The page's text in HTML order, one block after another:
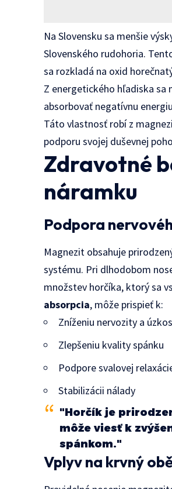
Na Slovensku sa menšie
Slovenského rudohoria.
sa rozkladá na oxid
Z energetického hľadiska sa
absorbovať negatívnu
Táto vlastnosť robí z
podporu svojej duševnej
Zdravotné
náramku
Podpora
Magnezit obsahuje
systému. Pri dlhodobom
množstev horčíka, ktorý sa
absorpcia, môže prispieť k:
Zníženiu nervozity a
Zlepšeniu kvality spánku
Podpore svalovej
Stabilizácii nálady
"Horčík je
môže viesť k
spánkom."
Vplyv na krvný